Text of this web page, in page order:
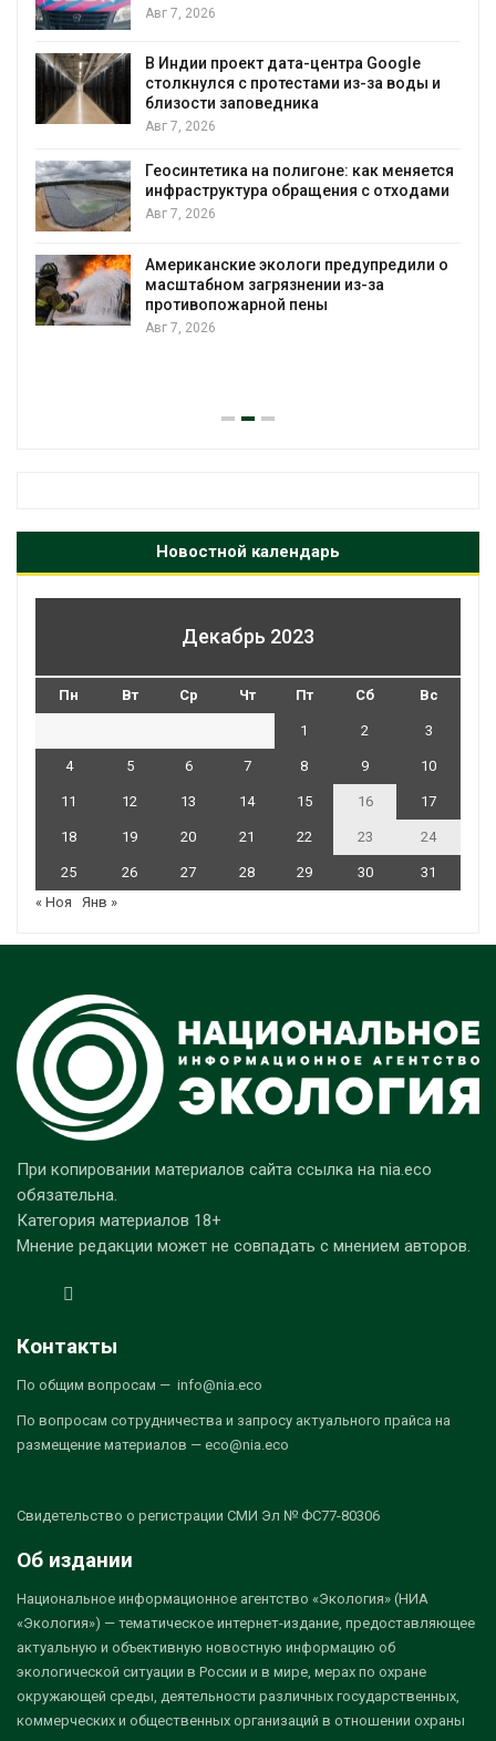
Авг 7, 2026
В Индии проект дата-центра Google
столкнулся с протестами из-за воды и
близости заповедника
Авг 7, 2026
Геосинтетика на полигоне: как меняется
инфраструктура обращения с отходами
Авг 7, 2026
Американские экологи предупредили о
масштабном загрязнении из-за
противопожарной пены
Авг 7, 2026
Новостной календарь
Декабрь 2023
Пн Вт Ср Чт Пт Сб Вс
1 2 3
4 5 6 7 8 9 10
11 12 13 14 15 16 17
18 19 20 21 22 23 24
25 26 27 28 29 30
31
« Ноя
Янв »
При копировании материалов сайта ссылка на nia.eco
обязательна.
Категория материалов 18+
Мнение редакции может не совпадать с мнением авторов.
Контакты
По общим вопросам — info@nia.eco
По вопросам сотрудничества и запросу актуального прайса на
размещение материалов — eco@nia.eco
Свидетельство о регистрации СМИ Эл № ФС77-80306
Об издании
Национальное информационное агентство «Экология» (НИА
«Экология») — тематическое интернет-издание, предоставляющее
актуальную и объективную новостную информацию об
экологической ситуации в России и в мире, мерах по охране
окружающей среды, деятельности различных государственных,
коммерческих и общественных организаций в отношении охраны